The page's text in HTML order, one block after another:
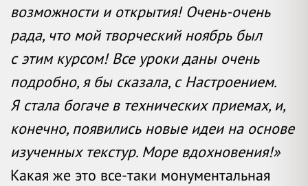
возможности и открытия! Очень-очень
рада, что мой творческий ноябрь был
с этим курсом! Все уроки даны очень
подробно, я бы сказала, с Настроением.
Я стала богаче в технических приемах, и,
конечно, появились новые идеи на основе
изученных текстур. Море вдохновения!»
Какая же это все-таки монументальная